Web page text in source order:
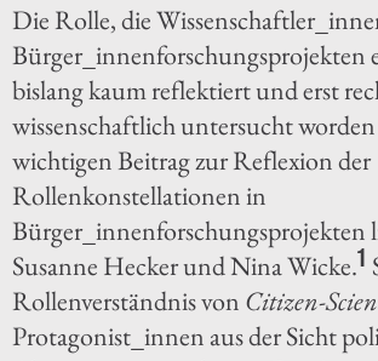
Die Rolle, die
Bürger_innenforschungsprojekten
bislang kaum reflektiert und erst
wissenschaftlich untersucht
wichtigen Beitrag zur Reflexion der
Rollenkonstellationen in
Bürger_innenforschungsprojekten
Susanne Hecker und Nina Wicke.1
Rollenverständnis von Citizen-
Protagonist_innen aus der Sicht